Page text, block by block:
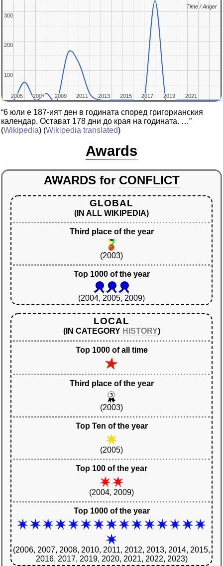
2005
2005 2007
2007 2009
2009 2011
2011 2013
2013 2015
2015 2017
2017 2019
2019 2021
2021
100
100
200
200
300
300
Time / Anger
Time / Anger
“6 юли е 187-ият ден в годината според григорианския
календар. Остават 178 дни до края на годината. …”
(Wikipedia) (Wikipedia translated)
Awards
AWARDS for CONFLICT
GLOBAL
(IN ALL WIKIPEDIA)
Third place of the year
(2003)
Top 1000 of the year
(2004, 2005, 2009)
LOCAL
(IN CATEGORY HISTORY)
Top 1000 of all time
Third place of the year
(2003)
Top Ten of the year
(2005)
Top 100 of the year
(2004, 2009)
Top 1000 of the year
(2006, 2007, 2008, 2010, 2011, 2012, 2013, 2014, 2015,
2016, 2017, 2019, 2020, 2021, 2022, 2023)